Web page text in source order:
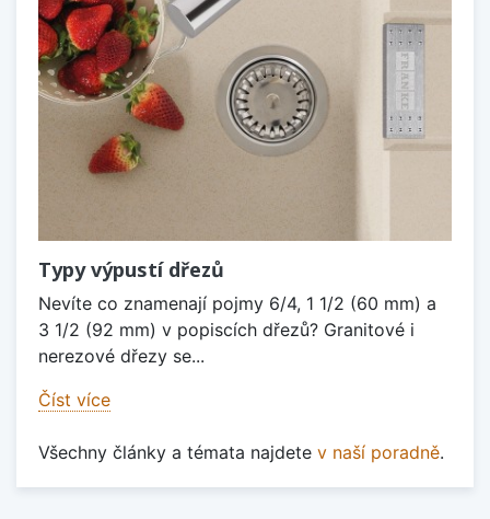
Typy výpustí dřezů
Nevíte co znamenají pojmy 6/4, 1 1/2 (60 mm) a
3 1/2 (92 mm) v popiscích dřezů? Granitové i
nerezové dřezy se...
Číst více
Všechny články a témata najdete v naší poradně.